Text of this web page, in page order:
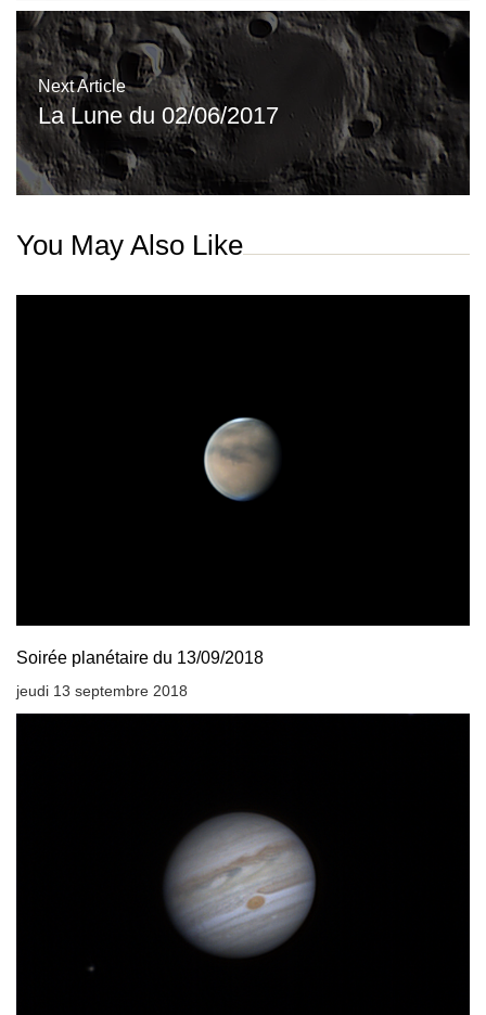
Next Article
La Lune du 02/06/2017
You May Also Like
Soirée planétaire du 13/09/2018
jeudi 13 septembre 2018